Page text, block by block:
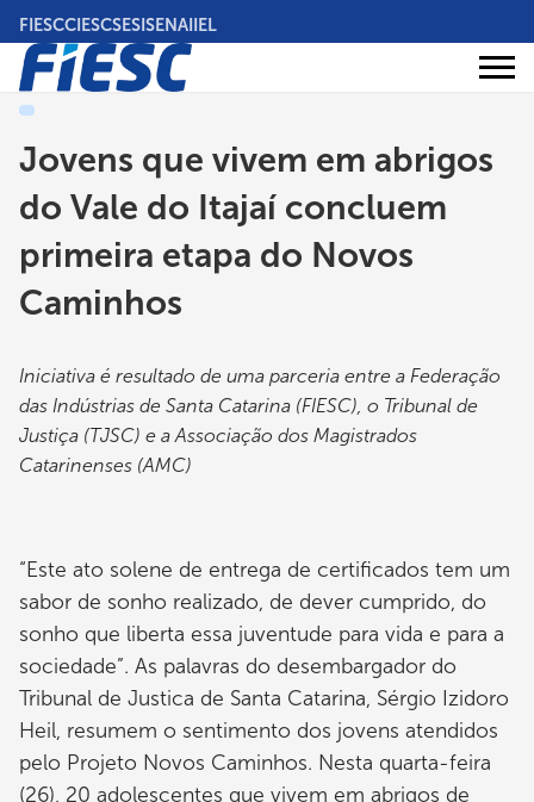
Pular
para
conteúdo
principal
FIESCCIESCSESISENAIIEL
Áreas
Jovens que vivem em abrigos
do Vale do Itajaí concluem
primeira etapa do Novos
Caminhos
Iniciativa é resultado de uma parceria entre a Federação
das Indústrias de Santa Catarina (FIESC), o Tribunal de
Justiça (TJSC) e a Associação dos Magistrados
Catarinenses (AMC)
“Este ato solene de entrega de certificados tem um
sabor de sonho realizado, de dever cumprido, do
sonho que liberta essa juventude para vida e para a
sociedade”. As palavras do desembargador do
Tribunal de Justica de Santa Catarina, Sérgio Izidoro
Heil, resumem o sentimento dos jovens atendidos
pelo Projeto Novos Caminhos. Nesta quarta-feira
(26), 20 adolescentes que vivem em abrigos de